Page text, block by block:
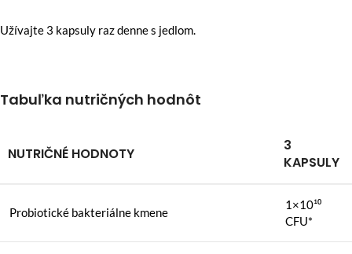
Užívajte 3 kapsuly raz denne s jedlom.
Tabuľka nutričných hodnôt
NUTRIČNÉ HODNOTY
3
KAPSULY
Probiotické bakteriálne kmene
1×10¹⁰
CFU*